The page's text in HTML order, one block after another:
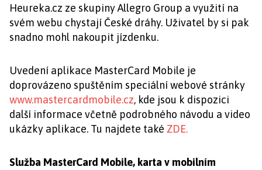
Heureka.cz ze skupiny Allegro Group a využití na
svém webu chystají České dráhy. Uživatel by si pak
snadno mohl nakoupit jízdenku.
Uvedení aplikace MasterCard Mobile je
doprovázeno spuštěním speciální webové stránky
www.mastercardmobile.cz, kde jsou k dispozici
další informace včetně podrobného návodu a video
ukázky aplikace. Tu najdete také ZDE.
Služba MasterCard Mobile, karta v mobilním